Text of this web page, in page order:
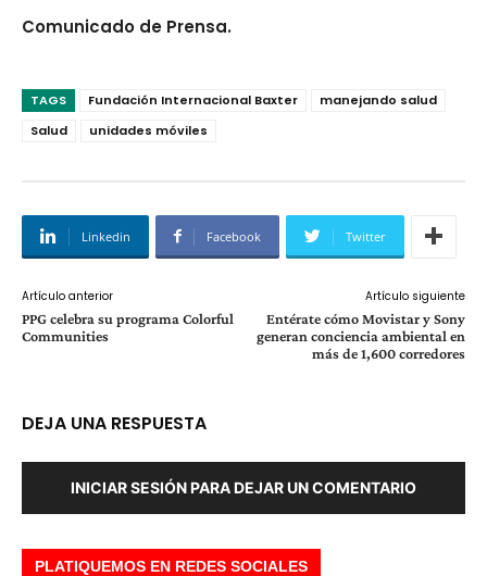
Comunicado de Prensa.
TAGS Fundación Internacional Baxter
manejando salud
Salud
unidades móviles
Linkedin Facebook Twitter
Artículo anterior
PPG celebra su programa Colorful
Communities
Artículo siguiente
Entérate cómo Movistar y Sony
generan conciencia ambiental en
más de 1,600 corredores
DEJA UNA RESPUESTA
INICIAR SESIÓN PARA DEJAR UN COMENTARIO
PLATIQUEMOS EN REDES SOCIALES